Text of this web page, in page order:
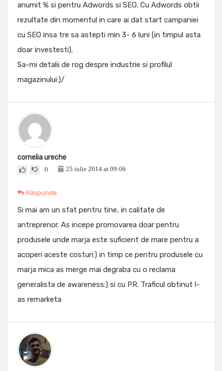
anumit % si pentru Adwords si SEO. Cu Adwords obtii
rezultate din momentul in care ai dat start campaniei
cu SEO insa tre sa astepti min 3- 6 luni (in timpul asta
doar investesti).
Sa-mi detalii de rog despre industrie si profilul
magazinului:)/
cornelia ureche
0 25 iulie 2014 at 09:06
Răspunde
Si mai am un sfat pentru tine, in calitate de
antreprenor. As incepe promovarea doar pentru
produsele unde marja este suficient de mare pentru a
acoperi aceste costuri:) in timp ce pentru produsele cu
marja mica as merge mai degraba cu o reclama
generalista de awareness:) si cu PR. Traficul obtinut l-
as remarketa